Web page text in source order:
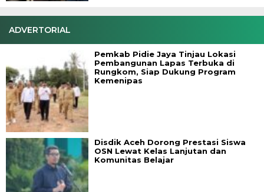
ADVERTORIAL
Pemkab Pidie Jaya Tinjau Lokasi
Pembangunan Lapas Terbuka di
Rungkom, Siap Dukung Program
Kemenipas
Disdik Aceh Dorong Prestasi Siswa
OSN Lewat Kelas Lanjutan dan
Komunitas Belajar